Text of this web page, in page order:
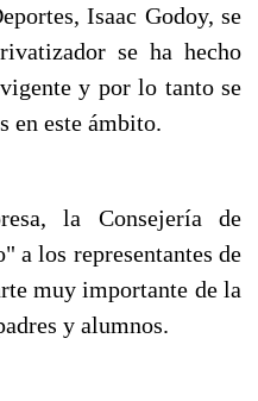
Isaac Godoy, se
se ha hecho
y por lo tanto se
en este ámbito.
la Consejería de
a los representantes de
muy importante de la
y alumnos.